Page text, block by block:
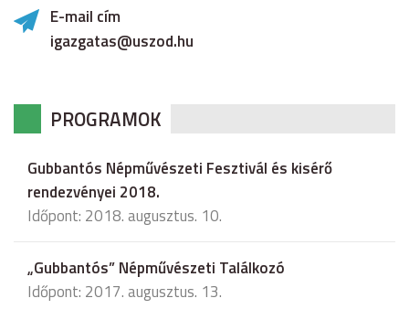
E-mail cím
igazgatas@uszod.hu
PROGRAMOK
Gubbantós Népművészeti Fesztivál és kisérő
rendezvényei 2018.
Időpont: 2018. augusztus. 10.
„Gubbantós” Népművészeti Találkozó
Időpont: 2017. augusztus. 13.